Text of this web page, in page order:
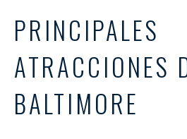
PRINCIPALES
ATRACCIONES
BALTIMORE